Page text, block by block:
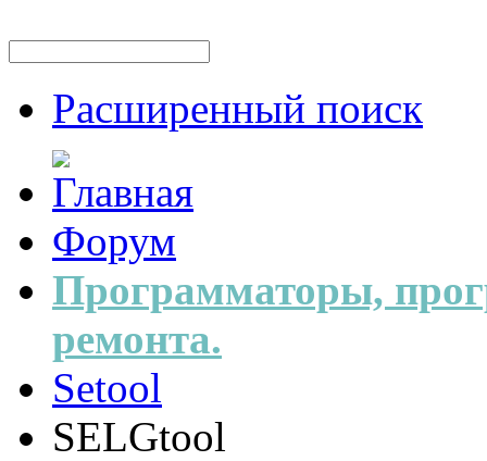
Расширенный поиск
Форум
Программаторы,
ремонта.
Setool
SELGtool